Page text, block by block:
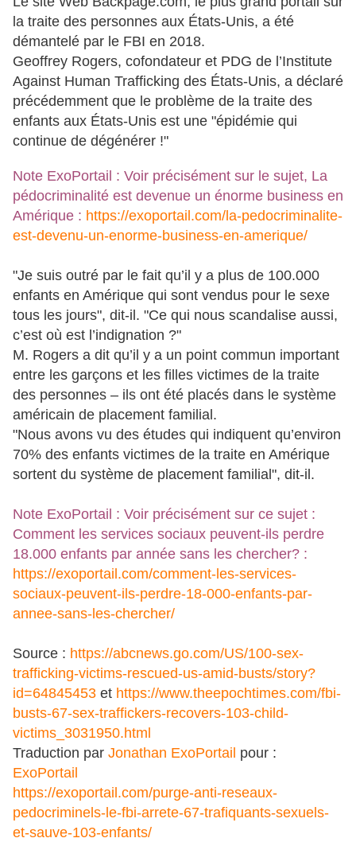
la traite des personnes aux États-Unis, a été
démantelé par le FBI en 2018.
Geoffrey Rogers, cofondateur et PDG de l’Institute
Against Human Trafficking des États-Unis, a déclaré
précédemment que le problème de la traite des
enfants aux États-Unis est une "épidémie qui
continue de dégénérer !"
Note ExoPortail : Voir précisément sur le sujet, La
pédocriminalité est devenue un énorme business en
Amérique : https://exoportail.com/la-pedocriminalite-
est-devenu-un-enorme-business-en-amerique/
"Je suis outré par le fait qu’il y a plus de 100.000
enfants en Amérique qui sont vendus pour le sexe
tous les jours", dit-il. "Ce qui nous scandalise aussi,
c’est où est l’indignation ?"
M. Rogers a dit qu’il y a un point commun important
entre les garçons et les filles victimes de la traite
des personnes – ils ont été placés dans le système
américain de placement familial.
"Nous avons vu des études qui indiquent qu’environ
70% des enfants victimes de la traite en Amérique
sortent du système de placement familial", dit-il.
Note ExoPortail : Voir précisément sur ce sujet :
Comment les services sociaux peuvent-ils perdre
18.000 enfants par année sans les chercher? :
https://exoportail.com/comment-les-services-
sociaux-peuvent-ils-perdre-18-000-enfants-par-
annee-sans-les-chercher/
Source : https://abcnews.go.com/US/100-sex-
trafficking-victims-rescued-us-amid-busts/story?
id=64845453 et https://www.theepochtimes.com/fbi-
busts-67-sex-traffickers-recovers-103-child-
victims_3031950.html
Traduction par Jonathan ExoPortail pour :
ExoPortail
https://exoportail.com/purge-anti-reseaux-
pedocriminels-le-fbi-arrete-67-trafiquants-sexuels-
et-sauve-103-enfants/